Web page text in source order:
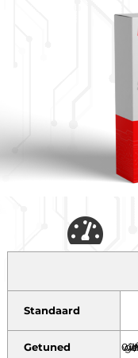
Standaard
Getuned